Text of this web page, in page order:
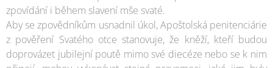
zpovídání i během slavení mše svaté.
Aby se zpovědníkům usnadnil úkol, Apoštolská penitenciárie
z pověření Svatého otce stanovuje, že kněží, kteří budou
doprovázet jubilejní poutě mimo své diecéze nebo se k nim